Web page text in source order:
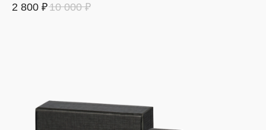
2 800 ₽10 000 ₽